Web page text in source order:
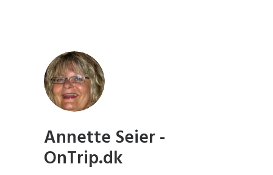
Annette Seier -
OnTrip.dk